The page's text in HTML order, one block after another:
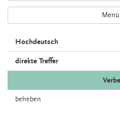
Menü
Hochdeutsch
direkte Treffer
beheben